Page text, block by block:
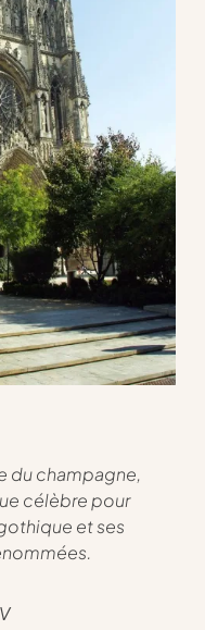
du champagne,
célèbre pour
et ses